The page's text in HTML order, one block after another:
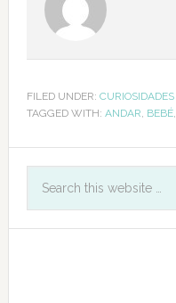
FILED UNDER: CURIOSIDADES
TAGGED WITH: ANDAR, BEBÉ,